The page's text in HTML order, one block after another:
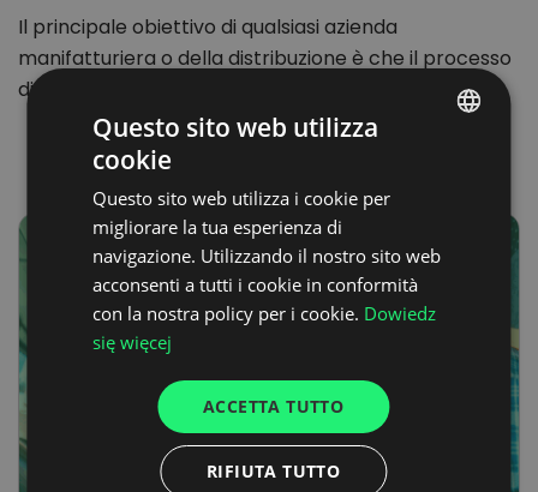
Il principale obiettivo di qualsiasi azienda
manifatturiera o della distribuzione è che il processo
di consegna delle…
UKRAINIAN
SPANISH
Questo sito web utilizza
cookie
Questo sito web utilizza i cookie per
migliorare la tua esperienza di
navigazione. Utilizzando il nostro sito web
acconsenti a tutti i cookie in conformità
con la nostra policy per i cookie. Dowiedz
się więcej
ACCETTA TUTTO
RIFIUTA TUTTO